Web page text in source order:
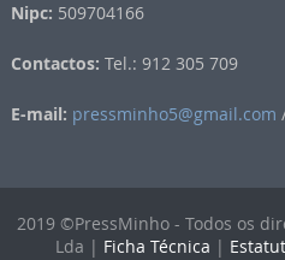
Nipc: 509704166
Contactos: Tel.: 912 305 709
E-mail: pressminho5@gmail.com
2019 ©PressMinho - Todos os
Lda | Ficha Técnica |